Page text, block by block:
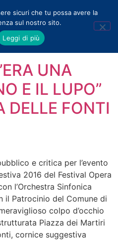
UNA
E IL LUPO”
DELLE FONTI
e critica per l’evento
2016 del Festival Opera
l’Orchestra Sinfonica
il Patrocinio del Comune di
colpo d’occhio
Piazza dei Martiri
cornice suggestiva
sicuri che tu possa avere la
sul nostro sito.
Leggi di più